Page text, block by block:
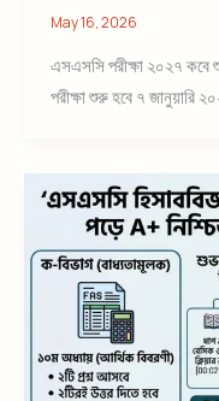
May 16, 2026
এসএসসি পরীক্ষা ২০২৭
পরীক্ষা শুরু হবে ৭ জানুয়ারি